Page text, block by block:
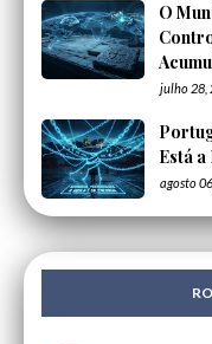
O
julho 28,
Está
agosto